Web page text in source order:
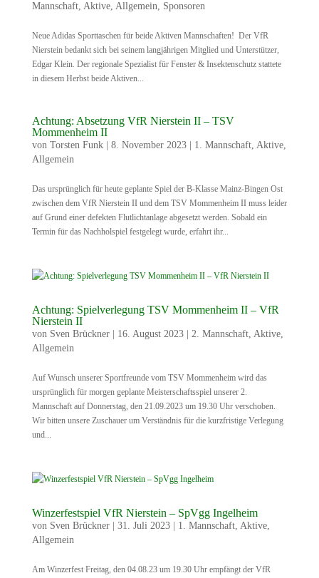
Mannschaft, Aktive, Allgemein, Sponsoren
Neue Adidas Sporttaschen für beide Aktiven Mannschaften! Der VfR
Nierstein bedankt sich bei seinem langjährigen Mitglied und Unterstützer,
Edgar Klein. Der regionale Spezialist für Fenster & Insektenschutz stattete
in diesem Herbst beide Aktiven...
Achtung: Absetzung VfR Nierstein II – TSV
Mommenheim II
von Torsten Funk| 8. November 2023| 1. Mannschaft, Aktive,
Allgemein
Das ursprünglich für heute geplante Spiel der B-Klasse Mainz-Bingen Ost
zwischen dem VfR Nierstein II und dem TSV Mommenheim II muss leider
auf Grund einer defekten Flutlichtanlage abgesetzt werden. Sobald ein
Termin für das Nachholspiel festgelegt wurde, erfahrt ihr...
Achtung: Spielverlegung TSV Mommenheim II – VfR
Nierstein II
von Sven Brückner| 16. August 2023| 2. Mannschaft, Aktive,
Allgemein
Auf Wunsch unserer Sportfreunde vom TSV Mommenheim wird das
ursprünglich für morgen geplante Meisterschaftsspiel unserer 2.
Mannschaft auf Donnerstag, den 21.09.2023 um 19.30 Uhr verschoben.
Wir bitten unsere Zuschauer um Verständnis für die kurzfristige Verlegung
und...
Winzerfestspiel VfR Nierstein – SpVgg Ingelheim
von Sven Brückner| 31. Juli 2023| 1. Mannschaft, Aktive,
Allgemein
Am Winzerfest Freitag, den 04.08.23 um 19.30 Uhr empfängt der VfR